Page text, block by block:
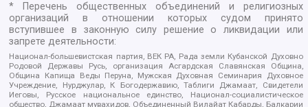
* Перечень общественных объединений и религиозных
организаций в отношении которых судом принято
вступившее в законную силу решение о ликвидации или
запрете деятельности:
Национал-большевистская партия, ВЕК РА, Рада земли Кубанской Духовно
Родовой Державы Русь, организация Асгардская Славянская Община,
Община Капища Веды Перуна, Мужская Духовная Семинария Духовное
Учреждение, Нурджулар, К Богодержавию, Таблиги Джамаат, Свидетели
Иеговы, Русское национальное единство, Национал-социалистическое
общество, Джамаат мувахидов, Объединенный Вилайат Кабарды, Балкарии